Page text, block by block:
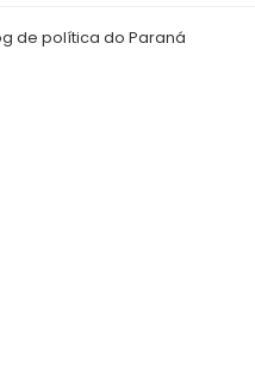
de política do Paraná